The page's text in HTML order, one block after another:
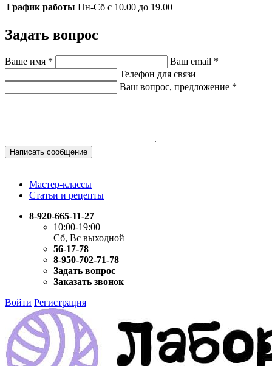
График работы Пн-Сб с 10.00 до 19.00
Задать вопрос
Ваше имя * Ваш email *
Телефон для связи
Ваш вопрос, предложение *
Написать сообщение
Мастер-классы
Статьи и рецепты
8-920-665-11-27
10:00-19:00
Сб, Вс выходной
56-17-78
8-950-702-71-78
Задать вопрос
Заказать звонок
Войти Регистрация